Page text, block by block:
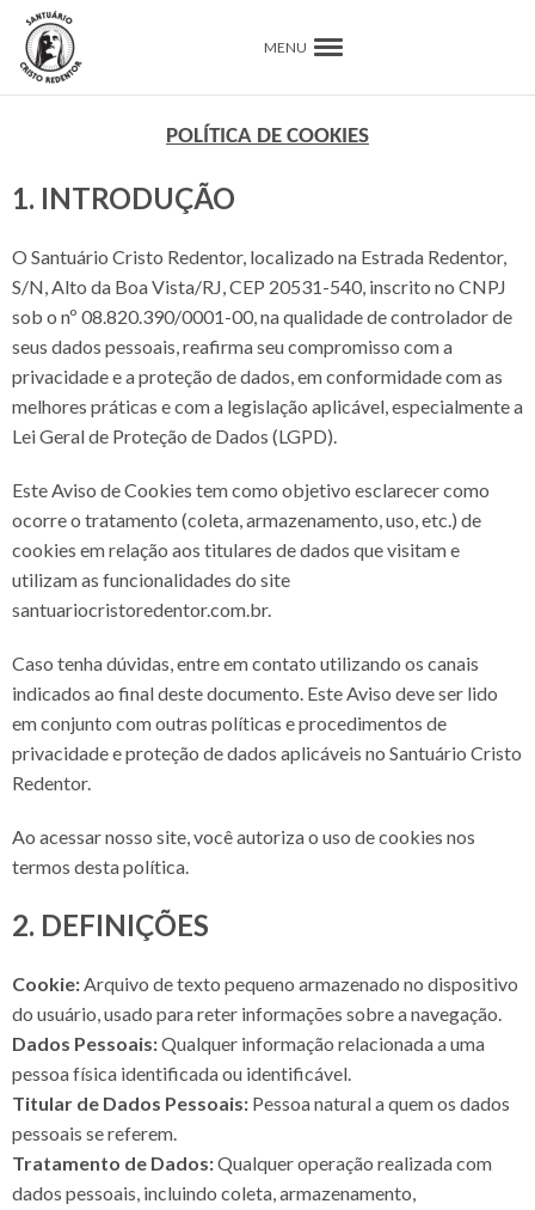
MENU
POLÍTICA DE COOKIES
1. INTRODUÇÃO
O Santuário Cristo Redentor, localizado na Estrada Redentor,
S/N, Alto da Boa Vista/RJ, CEP 20531-540, inscrito no CNPJ
sob o nº 08.820.390/0001-00, na qualidade de controlador de
seus dados pessoais, reafirma seu compromisso com a
privacidade e a proteção de dados, em conformidade com as
melhores práticas e com a legislação aplicável, especialmente a
Lei Geral de Proteção de Dados (LGPD).
Este Aviso de Cookies tem como objetivo esclarecer como
ocorre o tratamento (coleta, armazenamento, uso, etc.) de
cookies em relação aos titulares de dados que visitam e
utilizam as funcionalidades do site
santuariocristoredentor.com.br.
Caso tenha dúvidas, entre em contato utilizando os canais
indicados ao final deste documento. Este Aviso deve ser lido
em conjunto com outras políticas e procedimentos de
privacidade e proteção de dados aplicáveis no Santuário Cristo
Redentor.
Ao acessar nosso site, você autoriza o uso de cookies nos
termos desta política.
2. DEFINIÇÕES
Cookie:Arquivo de texto pequeno armazenado no dispositivo
do usuário, usado para reter informações sobre a navegação.
Dados Pessoais:Qualquer informação relacionada a uma
pessoa física identificada ou identificável.
Titular de Dados Pessoais: Pessoa natural a quem os dados
pessoais se referem.
Tratamento de Dados:Qualquer operação realizada com
dados pessoais, incluindo coleta, armazenamento,